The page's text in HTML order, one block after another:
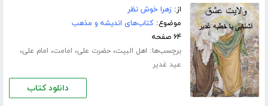
از:زهرا خوش نظر
موضوع:کتاب‌های اندیشه و مذهب
۶۴ صفحه
برچسب‌ها: اهل البیت،حضرت علی، امامت، امام علی،
عید غدیر
دانلود کتاب